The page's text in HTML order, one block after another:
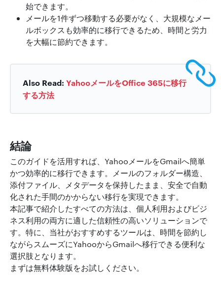
始できます。
メールを1件ずつ移動する必要がなく、大規模なメー
ルボックスも効率的に移行できるため、時間と労力
を大幅に節約できます。
Also Read: YahooメールをOffice 365に移行
する方法
結論
このガイドを活用すれば、YahooメールをGmailへ簡単
かつ効率的に移行できます。メールのフォルダー構造、
添付ファイル、メタデータを保持したまま、安全で自動
化された手間のかからない移行を実現できます。
本記事で紹介したすべての方法は、個人利用およびビジ
ネス利用の両方に適した信頼性の高いソリューションで
す。特に、当社がおすすめするツールは、時間を節約し
ながらスムーズにYahooからGmailへ移行できる便利な
選択肢となります。
まずは無料体験版をお試しください。